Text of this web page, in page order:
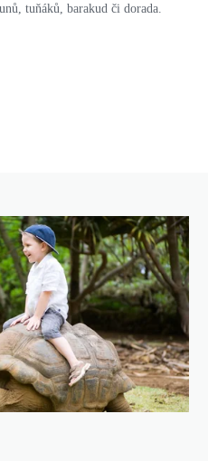
tuňáků, barakud či dorada.